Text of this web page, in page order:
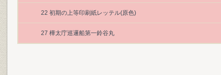
22 初期の上等印刷紙レッテル(原色)
27 樺太庁巡邏船第一鈴谷丸